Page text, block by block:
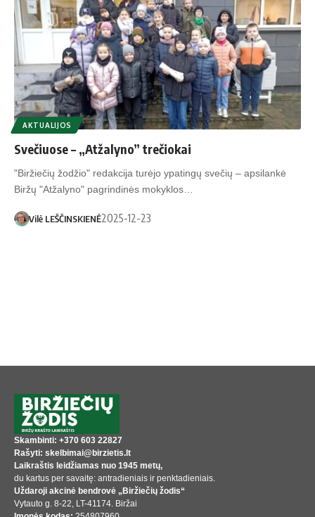
AKTUALIJOS
Svečiuose – „Atžalyno” trečiokai
"Biržiečių žodžio" redakcija turėjo ypatingų svečių – apsilankė
Biržų "Atžalyno" pagrindinės mokyklos…
Vilė LEŠČINSKIENĖ2025-12-23
Skambinti: +370 603 22827
Rašyti: skelbimai@birzietis.lt
Laikraštis leidžiamas nuo 1945 metų,
du kartus per savaitę: antradieniais ir penktadieniais.
Uždaroji akcinė bendrovė „Biržiečių žodis“
Vytauto g. 8-22, LT-41174. Biržai